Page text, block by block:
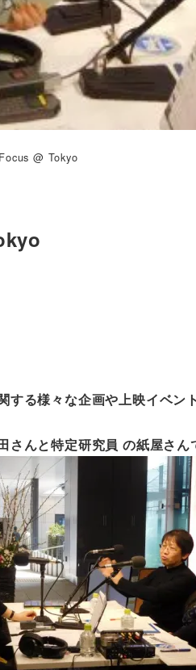
@ Tokyo
る様々な企画や上映イベン
んと特定研究員 の紙屋さん